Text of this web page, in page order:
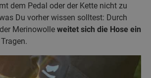
dem Pedal oder der Kette nicht zu
Du vorher wissen solltest: Durch
Merinowolle weitet sich die Hose ein